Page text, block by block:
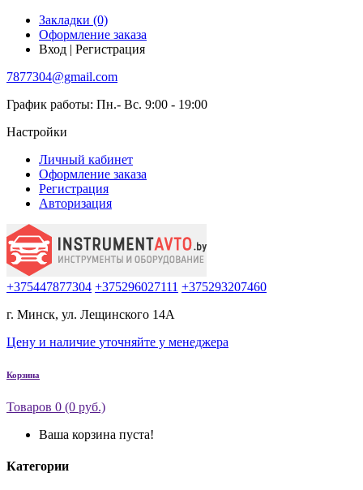
Закладки (0)
Оформление заказа
Вход | Регистрация
7877304@gmail.com
График работы: Пн.- Вс. 9:00 - 19:00
Настройки
Личный кабинет
Оформление заказа
Регистрация
Авторизация
+375447877304 +375296027111 +375293207460
г. Минск, ул. Лещинского 14А
Цену и наличие уточняйте у менеджера
Корзина
Товаров 0 (0 руб.)
Ваша корзина пуста!
Категории